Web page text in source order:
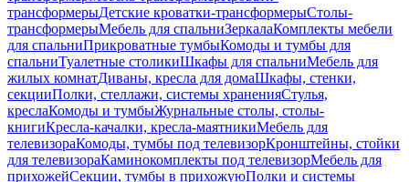
трансформерыДетские кроватки-трансформерыСтолы-
трансформерыМебель для спальниЗеркалаКомплекты мебели
для спальниПрикроватные тумбыКомоды и тумбы для
спальниТуалетные столикиШкафы для спальниМебель для
жилых комнатДиваны, кресла для домаШкафы, стенки,
секцииПолки, стеллажи, системы храненияСтулья,
креслаКомоды и тумбыЖурнальные столы, столы-
книгиКресла-качалки, кресла-маятникиМебель для
телевизораКомоды, тумбы под телевизорКронштейны, стойки
для телевизораКаминокомплекты под телевизорМебель для
прихожейСекции, тумбы в прихожуюПолки и системы